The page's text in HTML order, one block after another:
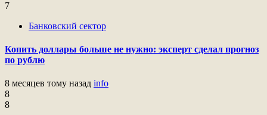
7
Банковский сектор
Копить доллары больше не нужно: эксперт сделал прогноз
по рублю
8 месяцев тому назад info
8
8